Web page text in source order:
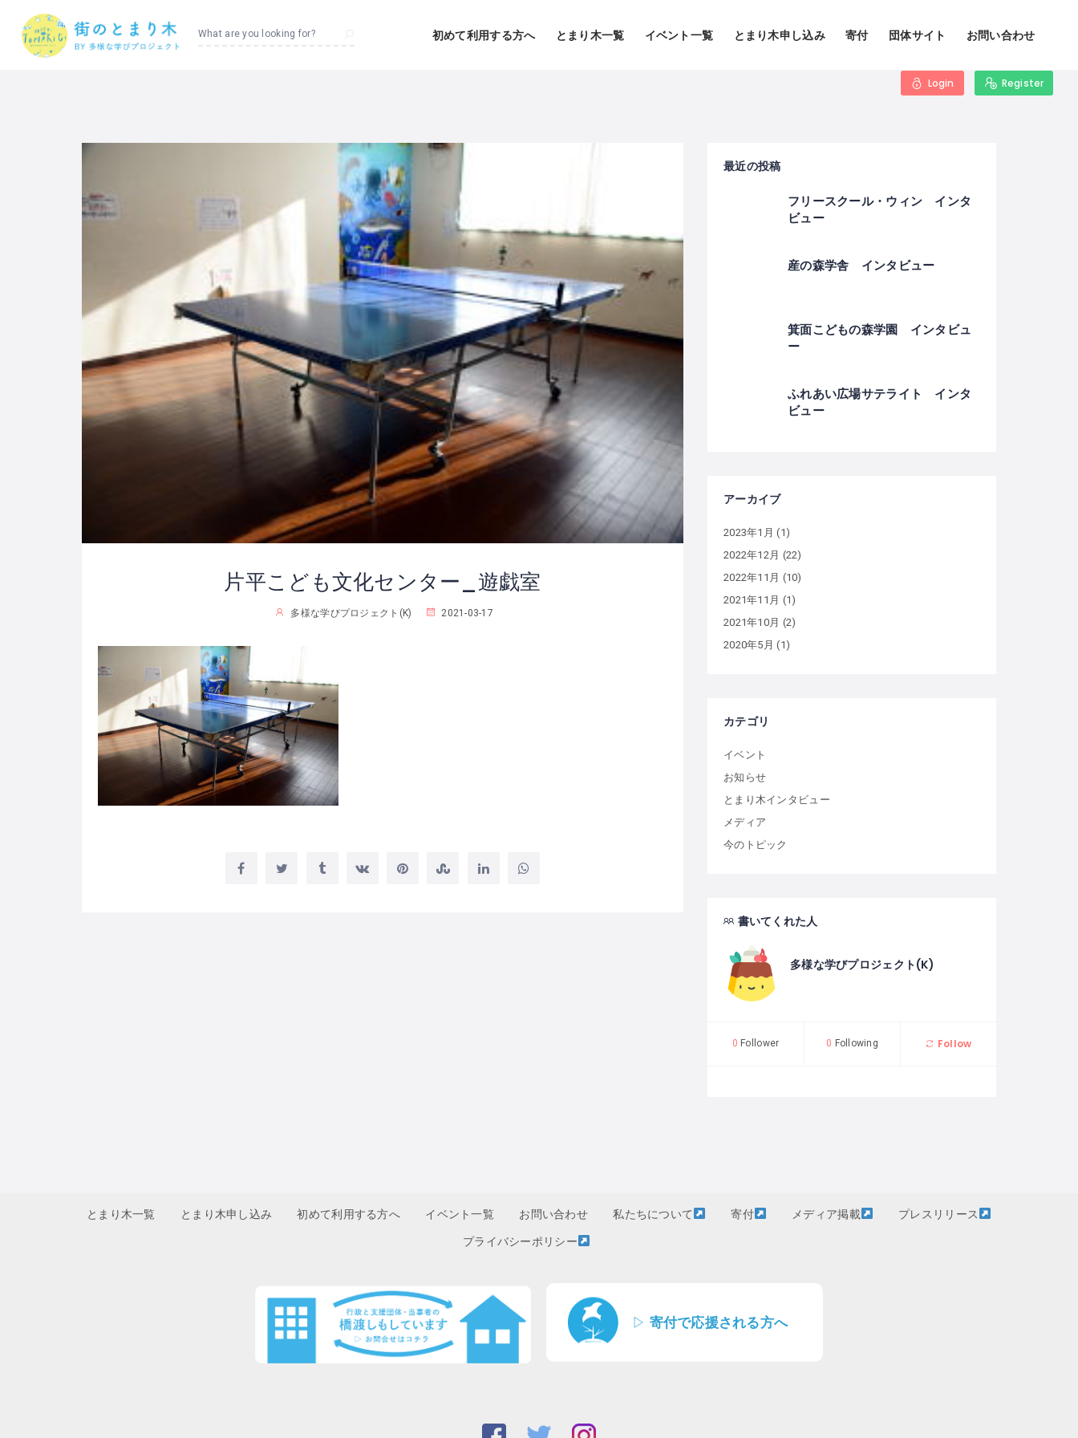
What are you looking for? 初めて利用する方へ とまり木一覧 イベント一覧 とまり木申し込み 寄付 団体サイト お問い合わせ
Login Register
片平こども文化センター_遊戯室
多様な学びプロジェクト(K) 2021-03-17
最近の投稿
フリースクール・ウィン インタ
ビュー
産の森学舎 インタビュー
箕面こどもの森学園 インタビュ
ー
ふれあい広場サテライト インタ
ビュー
アーカイブ
2023年1月 (1)
2022年12月 (22)
2022年11月 (10)
2021年11月 (1)
2021年10月 (2)
2020年5月 (1)
カテゴリ
イベント
お知らせ
とまり木インタビュー
メディア
今のトピック
書いてくれた人
多様な学びプロジェクト(K)
0 Follower 0 Following Follow
とまり木一覧 とまり木申し込み 初めて利用する方へ イベント一覧 お問い合わせ 私たちについて 寄付 メディア掲載 プレスリリース
プライバシーポリシー
▷ 寄付で応援される方へ